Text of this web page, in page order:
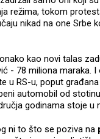
režima, tokom
nikad na one Srbe
kao novi talas
- 78 miliona maraka.
u RS-u, poput
automobil od
godinama stoje u
ni to što se poziva na